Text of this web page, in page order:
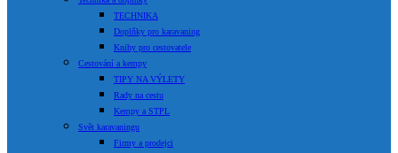
TECHNIKA
Doplňky pro karavaning
Knihy pro cestovatele
Cestování a kempy
TIPY NA VÝLETY
Rady na cestu
Kempy a STPL
Svět karavaningu
Firmy a prodejci